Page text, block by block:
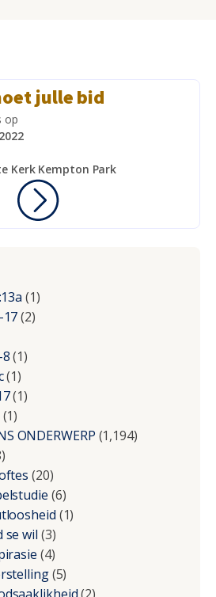
julle bid
op
Kerk Kempton Park
(1)
17(2)
(1)
(1)
(1)
(1)
ONDERWERP (1,194)
(20)
(6)
(1)
se wil (3)
(4)
(5)
(2)